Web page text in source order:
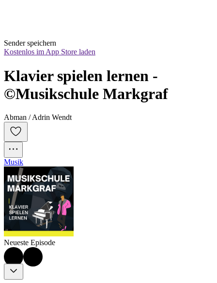
Sender speichern
Kostenlos im App Store laden
Klavier spielen lernen -
©Musikschule Markgraf
Abman / Adrin Wendt
Musik
Neueste Episode